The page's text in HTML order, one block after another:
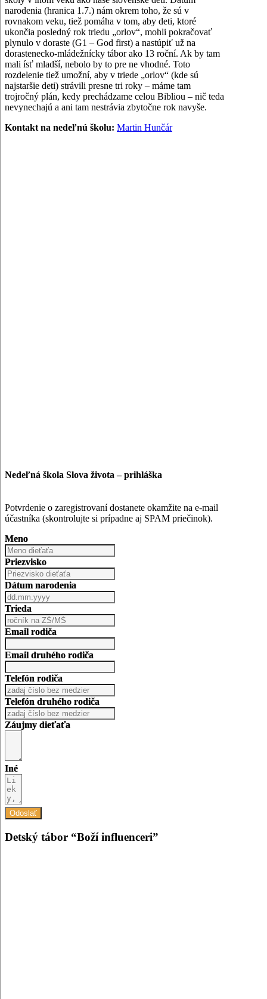
narodenia (hranica 1.7.) nám okrem toho, že sú v
rovnakom veku, tiež pomáha v tom, aby deti, ktoré
ukončia posledný rok triedu „orlov“, mohli pokračovať
plynulo v doraste (G1 – God first) a nastúpiť už na
dorastenecko-mládežnícky tábor ako 13 roční. Ak by tam
mali ísť mladší, nebolo by to pre ne vhodné. Toto
rozdelenie tiež umožní, aby v triede „orlov“ (kde sú
najstaršie deti) strávili presne tri roky – máme tam
trojročný plán, kedy prechádzame celou Bibliou – nič teda
nevynechajú a ani tam nestrávia zbytočne rok navyše.
Kontakt na nedeľnú školu: Martin Hunčár
Nedeľná škola Slova života – prihláška
Potvrdenie o zaregistrovaní dostanete okamžite na e-mail
účastníka (skontrolujte si prípadne aj SPAM priečinok).
Meno
Priezvisko
Dátum narodenia
Trieda
Email rodiča
Email druhého rodiča
Telefón rodiča
Telefón druhého rodiča
Záujmy dieťaťa
Iné
Odoslať
Detský tábor “Boží influenceri”